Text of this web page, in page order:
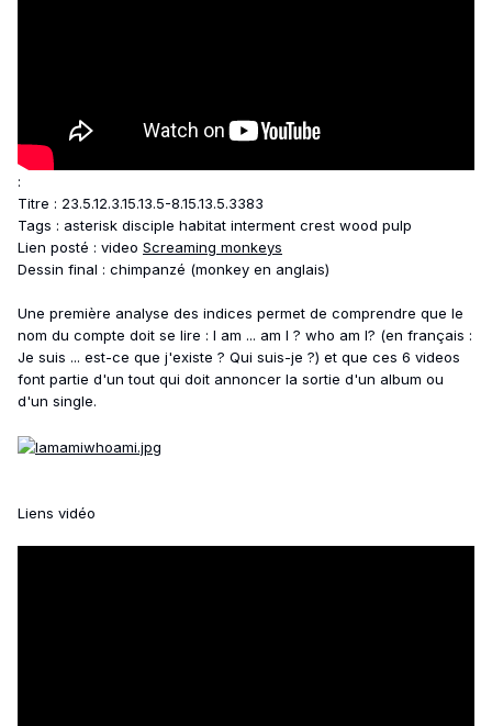
:
Titre : 23.5.12.3.15.13.5-8.15.13.5.3383
Tags : asterisk disciple habitat interment crest wood pulp
Lien posté : video Screaming monkeys
Dessin final : chimpanzé (monkey en anglais)
Une première analyse des indices permet de comprendre que le
nom du compte doit se lire : I am ... am I ? who am I? (en français :
Je suis ... est-ce que j'existe ? Qui suis-je ?) et que ces 6 videos
font partie d'un tout qui doit annoncer la sortie d'un album ou
d'un single.
Liens vidéo